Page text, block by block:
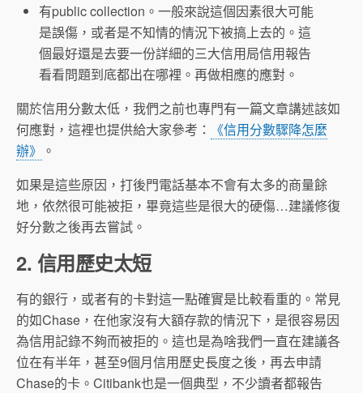
有public collection。一般來說這個因素很大可能
是誤傷，或者是不知情的情況下被搞上去的。這
個最好還是去要一份詳細的三大信用局信用報告
看看問題到底都出在哪裡。再做相應的應對。
關於信用分數太低，我們之前也專門有一篇文章講述該如
何應對，這裡也提供給大家參考：
《信用分數驟降怎麼
辦》 。
如果是這些原因，打後門電話基本不會有太多的商量餘
地，依然很可能被拒，畢竟這些是很大的硬傷…建議修復
好分數之後再去嘗試。
2. 信用歷史太短
有的銀行，或者有的卡對這一點確實是比較看重的。常見
的如Chase，在他家沒有大額存款的情況下，是很容易因
為信用記錄不夠而被拒的。這也是為啥我們一直在建議各
位在有半年，甚至9個月信用歷史長度之後，再去申請
Chase的卡。Citibank也是一個典型，不少讀者都報告